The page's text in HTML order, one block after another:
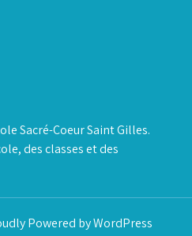
Sacré-Coeur Saint Gilles.
des classes et des
Powered by WordPress